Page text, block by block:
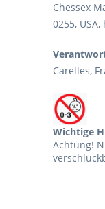
Chessex
0255,
Carelles,
Wichtige
Achtung!